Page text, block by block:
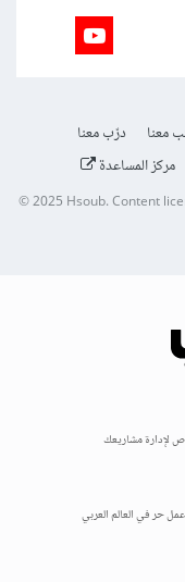
معنا
درّب معنا
مركز المساعدة
© 2025Hsoub.Content